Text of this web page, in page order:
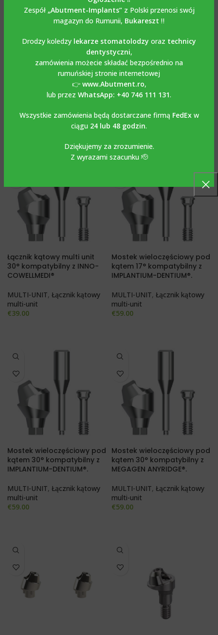
Zespół „Abutment-Implants”z Polski przenosi swój
magazyn do Rumunii, Bukareszt ‼️
Drodzy koledzy lekarze stomatolodzy oraz technicy
dentystyczni,
zamówienia możecie składać bezpośrednio na
rumuńskiej stronie internetowej
👉 www.Abutment.ro,
lub przez WhatsApp: +40 746 111 131.
Wszystkie zamówienia będą dostarczane firmą FedExw
ciągu 24 lub 48 godzin.
Dziękujemy za zrozumienie.
Z wyrazami szacunku 🫡
Łącznik kątowy multi unit 17°
kompatybilny z INNO-
Łącznik kątowy
39.00
Łącznik kątowy multi unit 17°
ze śrubą kompatybilny z
STRAUMANN BONE LEVEL®.
MULTI-UNIT, Łącznik kątowy
€59.00
Łącznik kątowy multi unit
30° kompatybilny z INNO-
COWELLMEDI®
MULTI-UNIT, Łącznik kątowy
multi-unit
€39.00
Mostek wieloczęściowy pod
kątem 17° kompatybilny z
IMPLANTIUM-DENTIUM®.
MULTI-UNIT, Łącznik kątowy
multi-unit
€59.00
Mostek wieloczęściowy pod
kątem 30° kompatybilny z
IMPLANTIUM-DENTIUM®.
MULTI-UNIT, Łącznik kątowy
multi-unit
€59.00
Mostek wieloczęściowy pod
kątem 30° kompatybilny z
MEGAGEN ANYRIDGE®.
MULTI-UNIT, Łącznik kątowy
multi-unit
€59.00